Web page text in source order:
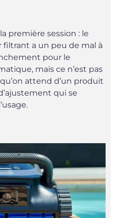
première session : le
filtrant a un peu de mal à
pour le
mais ce n’est pas
attend d’un produit
qui se